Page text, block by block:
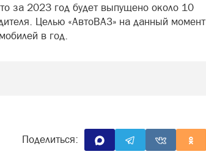
за 2023 год будет выпущено около 10
Целью «АвтоВАЗ» на данный момент
в год.
Поделиться: